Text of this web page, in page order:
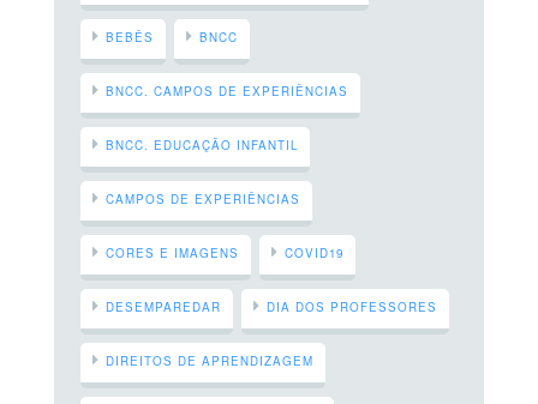
BEBÊS BNCC
BNCC. CAMPOS DE EXPERIÊNCIAS
BNCC. EDUCAÇÃO INFANTIL
CAMPOS DE EXPERIÊNCIAS
CORES E IMAGENS COVID19
DESEMPAREDAR DIA DOS PROFESSORES
DIREITOS DE APRENDIZAGEM